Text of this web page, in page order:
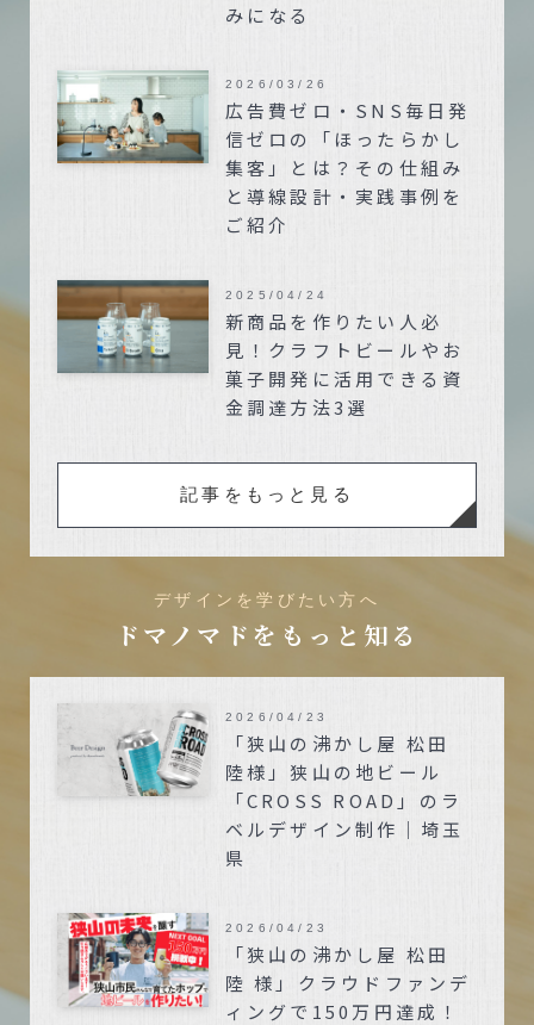
みになる
広告費ゼロ・SNS毎日発
信ゼロの「ほったらかし
集客」とは？その仕組み
と導線設計・実践事例を
ご紹介
2026/03/26
新商品を作りたい人必
見！クラフトビールやお
菓子開発に活用できる資
金調達方法3選
2025/04/24
記事をもっと見る
デザインを学びたい方へ
ドマノマドをもっと知る
「狭山の沸かし屋 松田
陸様」狭山の地ビール
「CROSS ROAD」のラ
ベルデザイン制作｜埼玉
県
2026/04/23
「狭山の沸かし屋 松田
陸 様」クラウドファンデ
ィングで150万円達成！
2026/04/23